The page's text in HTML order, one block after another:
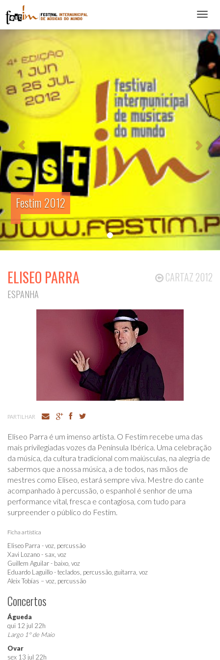
Abrir
Festim 2012
CARTAZ 2012
ELISEO PARRA
ESPANHA
PARTILHAR
Eliseo Parra é um imenso artista. O Festim recebe uma das
mais privilegiadas vozes da Península Ibérica. Uma celebração
da música, da cultura tradicional com maiúsculas, na alegria de
sabermos que a nossa música, a de todos, nas mãos de
mestres como Eliseo, estará sempre viva. Mestre do cante
acompanhado à percussão, o espanhol é senhor de uma
performance vital, fresca e contagiosa, com tudo para
surpreender o público do Festim.
Ficha artística
Eliseo Parra - voz, percussão
Xavi Lozano - sax, voz
Guillem Aguilar - baixo, voz
Eduardo Laguillo - teclados, percussão, guitarra, voz
Aleix Tobías – voz, percussão
Concertos
Águeda
qui 12 jul 22h
Largo 1º de Maio
Ovar
sex 13 jul 22h